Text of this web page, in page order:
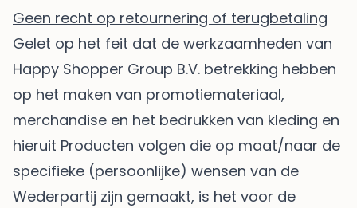
Geen recht op retournering of terugbetaling
Gelet op het feit dat de werkzaamheden van
Happy Shopper Group B.V. betrekking hebben
op het maken van promotiemateriaal,
merchandise en het bedrukken van kleding en
hieruit Producten volgen die op maat/naar de
specifieke (persoonlijke) wensen van de
Wederpartij zijn gemaakt, is het voor de